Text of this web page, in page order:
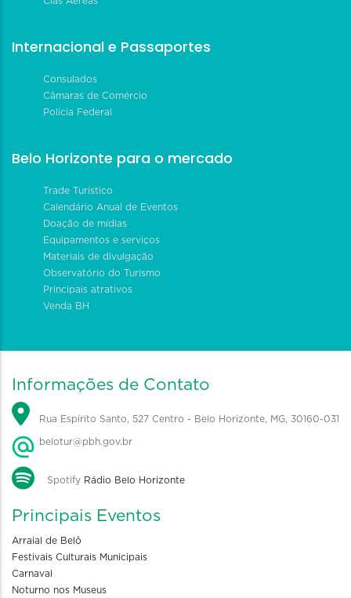
Internacional e Passaportes
Consulados
Câmaras de Comércio
Polícia Federal
Belo Horizonte para o mercado
Trade Turístico
Calendário Anual de Eventos
Doação de mídias
Equipamentos e serviços
Materiais de divulgação
Observatório do Turismo
Principais atrativos
Venda BH
Informações de Contato
Rua Espírito Santo, 527 Centro - Belo Horizonte, MG, 30160-031
belotur@pbh.gov.br
Spotify Rádio Belo Horizonte
Principais Eventos
Arraial de Belô
Festivais Culturais Municipais
Carnaval
Noturno nos Museus